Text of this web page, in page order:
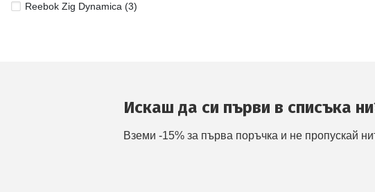
Reebok Zig Dynamica (3)
Искаш да си първи в списъка
Вземи -15% за първа поръчка и не пропускай